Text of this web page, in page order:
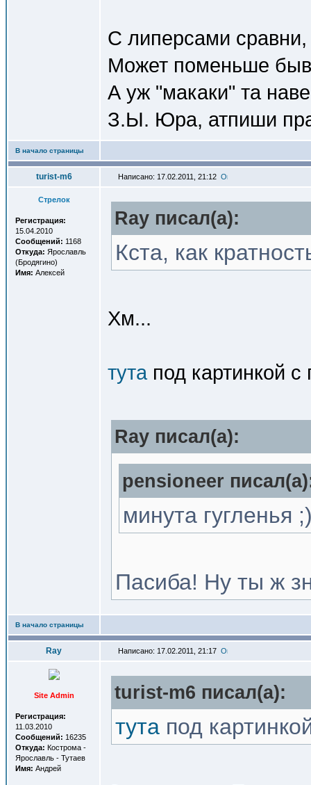
С липерсами
Может поменьше
А уж "макаки" та
З.Ы. Юра, атпиши
В начало страницы
turist-m6 Написано: 17.02.2011, 21:12
Стрелок
Регистрация:
15.04.2010
Сообщений: 1168
Откуда: Ярославль
(Бродягино)
Имя: Алексей
Ray писал(a):
Кста, как
Хм...
тутапод картинкой
Ray писал(a):
pensioneer
минута гугленья
Пасиба! Ну ты ж
В начало страницы
Ray Написано: 17.02.2011, 21:17
Site Admin
Регистрация:
11.03.2010
Сообщений: 16235
Откуда: Кострома -
Ярославль - Тутаев
Имя: Андрей
turist-m6 писал(a):
тута под